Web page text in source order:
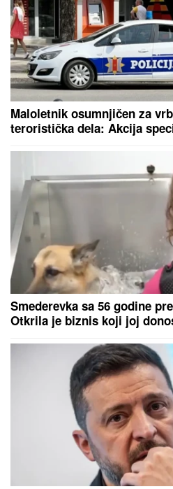
Maloletnik osumnjičen za
teroristička dela: Akcija
Smederevka sa 56 godine
Otkrila je biznis koji joj